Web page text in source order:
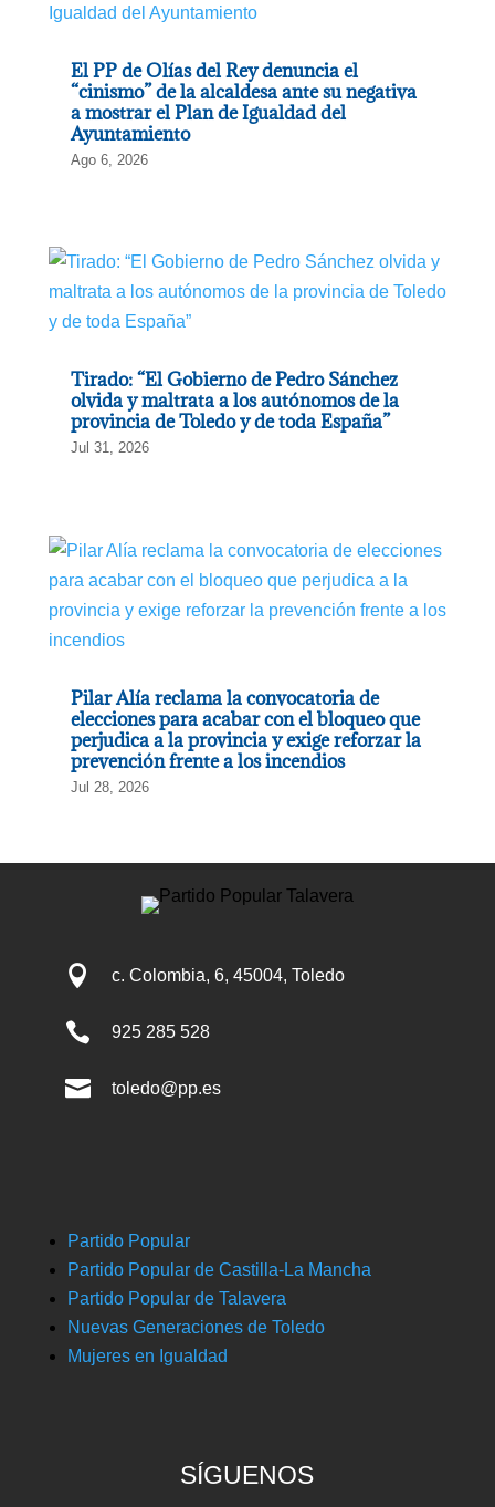
El PP de Olías del Rey denuncia el
“cinismo” de la alcaldesa ante su negativa
a mostrar el Plan de Igualdad del
Ayuntamiento
Ago 6, 2026
Tirado: “El Gobierno de Pedro Sánchez
olvida y maltrata a los autónomos de la
provincia de Toledo y de toda España”
Jul 31, 2026
Pilar Alía reclama la convocatoria de
elecciones para acabar con el bloqueo que
perjudica a la provincia y exige reforzar la
prevención frente a los incendios
Jul 28, 2026
 c. Colombia, 6, 45004, Toledo
 925 285 528
 toledo@pp.es
Partido Popular
Partido Popular de Castilla-La Mancha
Partido Popular de Talavera
Nuevas Generaciones de Toledo
Mujeres en Igualdad
SÍGUENOS